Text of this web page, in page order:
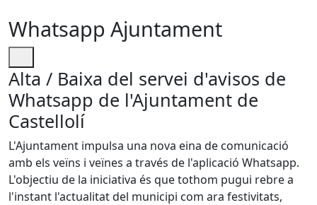
Whatsapp Ajuntament
Alta / Baixa del servei d'avisos de
Whatsapp de l'Ajuntament de
Castellolí
L'Ajuntament impulsa una nova eina de comunicació
amb els veïns i veïnes a través de l'aplicació Whatsapp.
L'objectiu de la iniciativa és que tothom pugui rebre a
l'instant l'actualitat del municipi com ara festivitats,